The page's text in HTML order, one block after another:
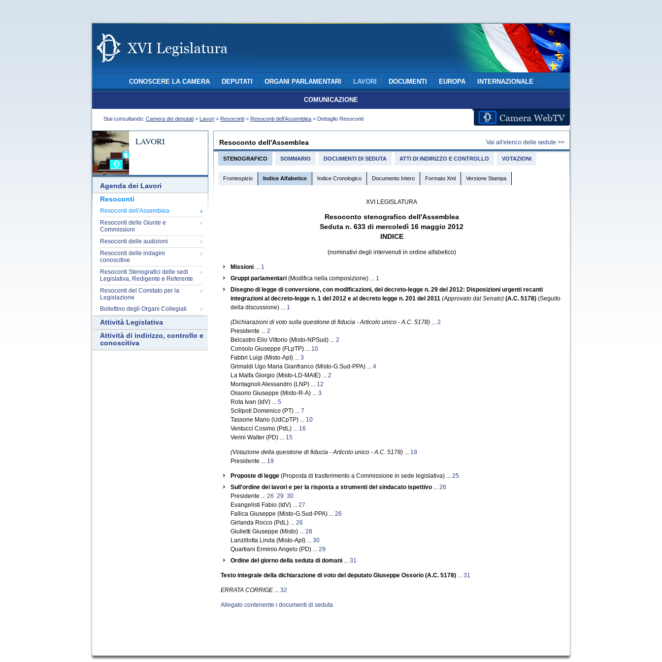
CONOSCERE LA CAMERA DEPUTATI ORGANI PARLAMENTARI LAVORI DOCUMENTI EUROPA INTERNAZIONALE
COMUNICAZIONE
Stai consultando: Camera dei deputati > Lavori > Resoconti > Resoconti dell'Assemblea > Dettaglio Resoconti
LAVORI
Agenda dei Lavori
Resoconti
Resoconti dell'Assemblea
Resoconti delle Giunte e
Commissioni
Resoconti delle audizioni
Resoconti delle indagini
conoscitive
Resoconti Stenografici delle sedi
Legislativa, Redigente e Referente
Resoconti del Comitato per la
Legislazione
Bollettino degli Organi Collegiali
Attività Legislativa
Attività di indirizzo, controllo e
conoscitiva
Resoconto dell'Assemblea Vai all'elenco delle sedute >>
STENOGRAFICO SOMMARIO DOCUMENTI DI SEDUTA ATTI DI INDIRIZZO E CONTROLLO VOTAZIONI
Frontespizio Indice Alfabetico Indice Cronologico Documento Intero Formato Xml Versione Stampa
XVI LEGISLATURA
Resoconto stenografico dell'Assemblea
Seduta n. 633 di mercoledì 16 maggio 2012
INDICE
(nominativi degli intervenuti in ordine alfabetico)
Missioni ... 1
Gruppi parlamentari (Modifica nella composizione) ... 1
Disegno di legge di conversione, con modificazioni, del decreto-legge n. 29 del 2012: Disposizioni urgenti recanti
integrazioni al decreto-legge n. 1 del 2012 e al decreto legge n. 201 del 2011 (Approvato dal Senato) (A.C. 5178) (Seguito
della discussione) ... 1
(Dichiarazioni di voto sulla questione di fiducia - Articolo unico - A.C. 5178) ... 2
Presidente ... 2
Belcastro Elio Vittorio (Misto-NPSud) ... 2
Consolo Giuseppe (FLpTP) ... 10
Fabbri Luigi (Misto-ApI) ... 3
Grimaldi Ugo Maria Gianfranco (Misto-G.Sud-PPA) ... 4
La Malfa Giorgio (Misto-LD-MAIE) ... 2
Montagnoli Alessandro (LNP) ... 12
Ossorio Giuseppe (Misto-R-A) ... 3
Rota Ivan (IdV) ... 5
Scilipoti Domenico (PT) ... 7
Tassone Mario (UdCpTP) ... 10
Ventucci Cosimo (PdL) ... 16
Verini Walter (PD) ... 15
(Votazione della questione di fiducia - Articolo unico - A.C. 5178) ... 19
Presidente ... 19
Proposte di legge (Proposta di trasferimento a Commissione in sede legislativa) ... 25
Sull'ordine dei lavori e per la risposta a strumenti del sindacato ispettivo ... 26
Presidente ... 26 29 30
Evangelisti Fabio (IdV) ... 27
Fallica Giuseppe (Misto-G.Sud-PPA) ... 26
Girlanda Rocco (PdL) ... 26
Giulietti Giuseppe (Misto) ... 28
Lanzillotta Linda (Misto-ApI) ... 30
Quartiani Erminio Angelo (PD) ... 29
Ordine del giorno della seduta di domani ... 31
Testo integrale della dichiarazione di voto del deputato Giuseppe Ossorio (A.C. 5178) ... 31
ERRATA CORRIGE ... 32
Allegato contenente i documenti di seduta